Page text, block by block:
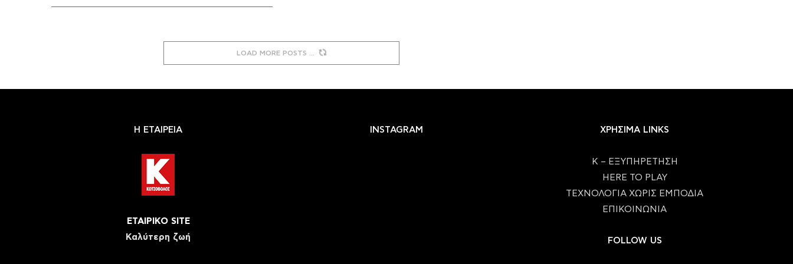
LOAD MORE POSTS
Η ΕΤΑΙΡΕΙΑ
ΕΤΑΙΡΙΚΟ SITE
Καλύτερη ζωή
INSTAGRAM ΧΡΗΣΙΜΑ LINKS
Κ – ΕΞΥΠΗΡΕΤΗΣΗ
HERE TO PLAY
ΤΕΧΝΟΛΟΓΙΑ ΧΩΡΙΣ ΕΜΠΟΔΙΑ
ΕΠΙΚΟΙΝΩΝΙΑ
FOLLOW US